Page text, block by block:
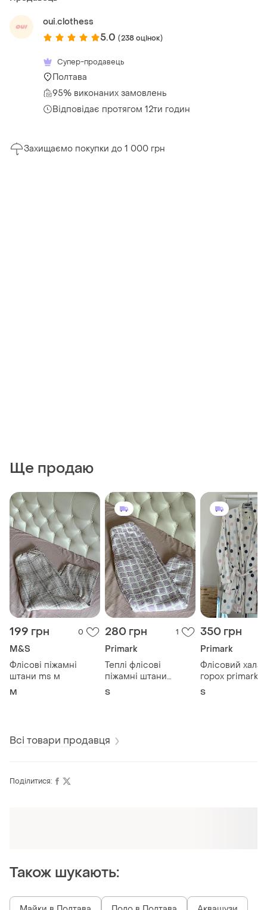
oui.clothess
5.0 (238 оцінок)
Супер-продавець
Полтава
95% виконаних замовлень
Відповідає протягом 12ти годин
Захищаємо покупки до 1 000 грн
Ще продаю
199 грн 0
M&S
Флісові піжамні
штани ms м
M
280 грн 1
Primark
Теплі флісові
піжамні штани
primark s
S
350 грн
Primark
Флісовий
горох primark s
S
Всі товари продавця
Поділитися:
Також шукають: